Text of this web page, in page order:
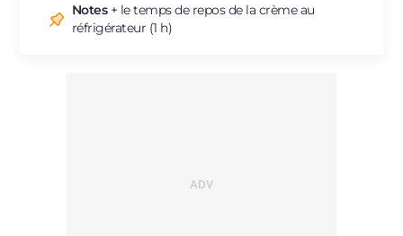
Notes+ le temps de repos de la crème au
réfrigérateur (1 h)